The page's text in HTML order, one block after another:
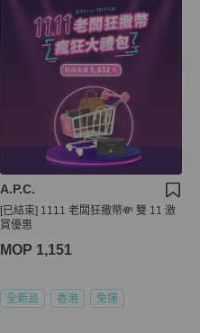
A.P.C.
[已結束] 1111 老闆狂撒幣💸 雙 11 激
賞優惠
MOP 1,151
全新品 香港 免運